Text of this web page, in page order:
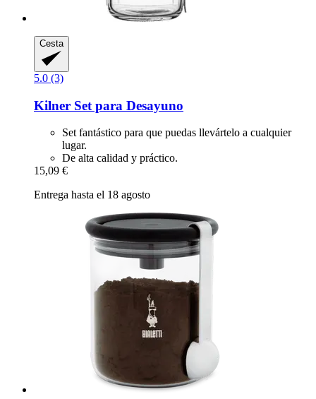
Cesta
5.0 (3)
Kilner Set para Desayuno
Set fantástico para que puedas llevártelo a cualquier
lugar.
De alta calidad y práctico.
15,09 €
Entrega hasta el 18 agosto